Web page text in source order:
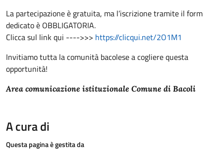
La partecipazione è gratuita, ma l’iscrizione tramite il form
dedicato è OBBLIGATORIA.
Clicca sul link qui ---->>> https://clicqui.net/2O1M1
Invitiamo tutta la comunità bacolese a cogliere questa
opportunità!
Area comunicazione istituzionale Comune di Bacoli
A cura di
Questa pagina è gestita da